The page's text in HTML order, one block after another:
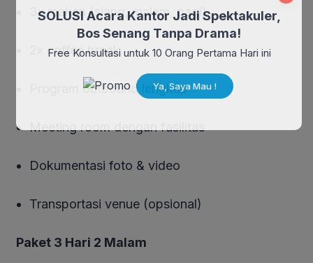
3x makan (siang, malam, pagi)
2x coffee break
Program outbound lengkap
Meeting room dengan fasilitas
Dokumentasi foto & video
Transportasi venue (opsional)
Paket 3 Hari 2 Malam
SOLUSI Acara Kantor Jadi Spektakuler,
Bos Senang Tanpa Drama!
Free Konsultasi untuk 10 Orang Pertama Hari ini
Ya, Saya Mau !